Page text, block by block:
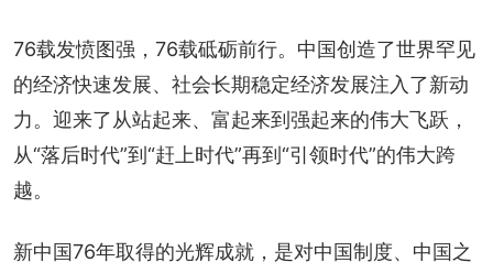
76载发愤图强，76载砥砺前行。中国创造了世界罕见
的经济快速发展、社会长期稳定经济发展注入了新动
力。迎来了从站起来、富起来到强起来的伟大飞跃，
从“落后时代”到“赶上时代”再到“引领时代”的伟大跨
越。
新中国76年取得的光辉成就，是对中国制度、中国之